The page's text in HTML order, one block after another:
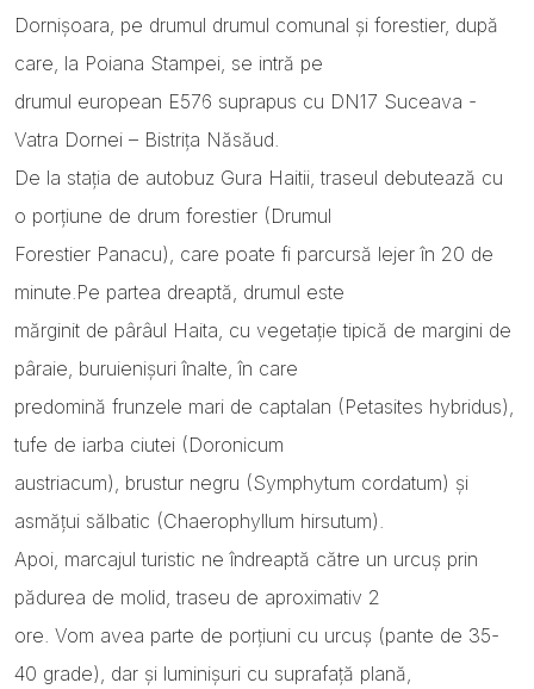
Dornişoara, pe drumul drumul comunal şi forestier, după
care, la Poiana Stampei, se intră pe
drumul european E576 suprapus cu DN17 Suceava -
Vatra Dornei – Bistriţa Năsăud.
De la stația de autobuz Gura Haitii, traseul debutează cu
o porțiune de drum forestier (Drumul
Forestier Panacu), care poate fi parcursă lejer în 20 de
minute.Pe partea dreaptă, drumul este
mărginit de pârâul Haita, cu vegetație tipică de margini de
pâraie, buruienișuri înalte, în care
predomină frunzele mari de captalan (Petasites hybridus),
tufe de iarba ciutei (Doronicum
austriacum), brustur negru (Symphytum cordatum) și
asmățui sălbatic (Chaerophyllum hirsutum).
Apoi, marcajul turistic ne îndreaptă către un urcuș prin
pădurea de molid, traseu de aproximativ 2
ore. Vom avea parte de porțiuni cu urcuș (pante de 35-
40 grade), dar și luminișuri cu suprafață plană,